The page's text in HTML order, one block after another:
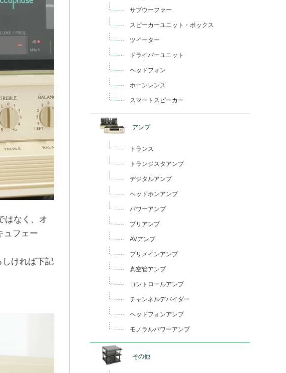
はなく、オ
ュフェー
しければ下記
サブウーファー
スピーカーユニット・ボックス
ツイーター
ドライバーユニット
ヘッドフォン
ホーンレンズ
スマートスピーカー
アンプ
トランス
トランジスタアンプ
デジタルアンプ
ヘッドホンアンプ
パワーアンプ
プリアンプ
AVアンプ
プリメインアンプ
真空管アンプ
コントロールアンプ
チャンネルデバイダー
ヘッドフォンアンプ
モノラルパワーアンプ
その他